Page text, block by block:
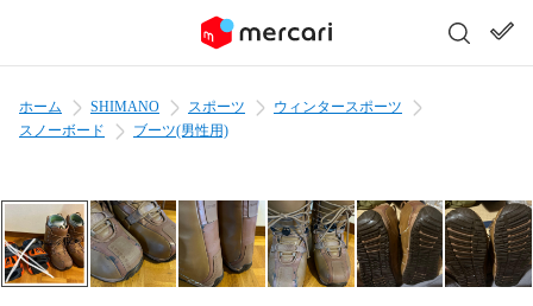
ホーム SHIMANO スポーツ
ウィンタースポーツ
スノーボード
ブーツ(男性用)